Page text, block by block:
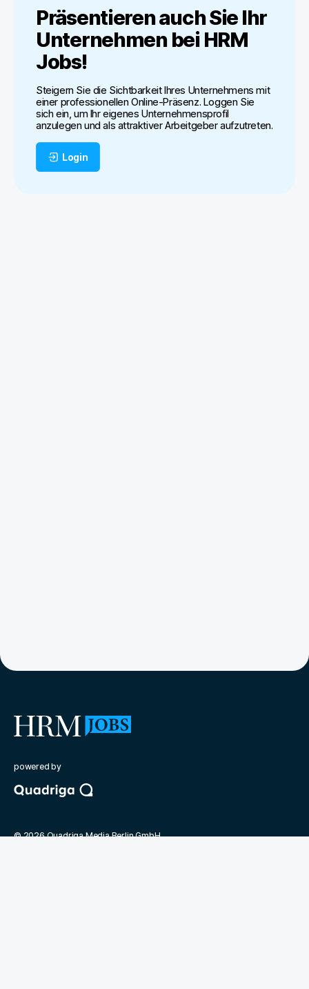
Präsentieren auch Sie Ihr
Unternehmen bei HRM
Jobs!
Steigern Sie die Sichtbarkeit Ihres Unternehmens mit
einer professionellen Online-Präsenz. Loggen Sie
sich ein, um Ihr eigenes Unternehmensprofil
anzulegen und als attraktiver Arbeitgeber aufzutreten.
Login
powered by
©2026Quadriga Media Berlin GmbH